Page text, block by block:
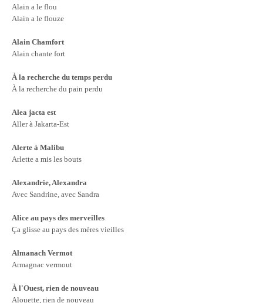
Alain a le flou
Alain a le flouze
Alain Chamfort
Alain chante fort
À la recherche du temps perdu
À la recherche du pain perdu
Alea jacta est
Aller à Jakarta-Est
Alerte à Malibu
Arlette a mis les bouts
Alexandrie, Alexandra
Avec Sandrine, avec Sandra
Alice au pays des merveilles
Ça glisse au pays des mères vieilles
Almanach Vermot
Armagnac vermout
À l'Ouest, rien de nouveau
Alouette, rien de nouveau